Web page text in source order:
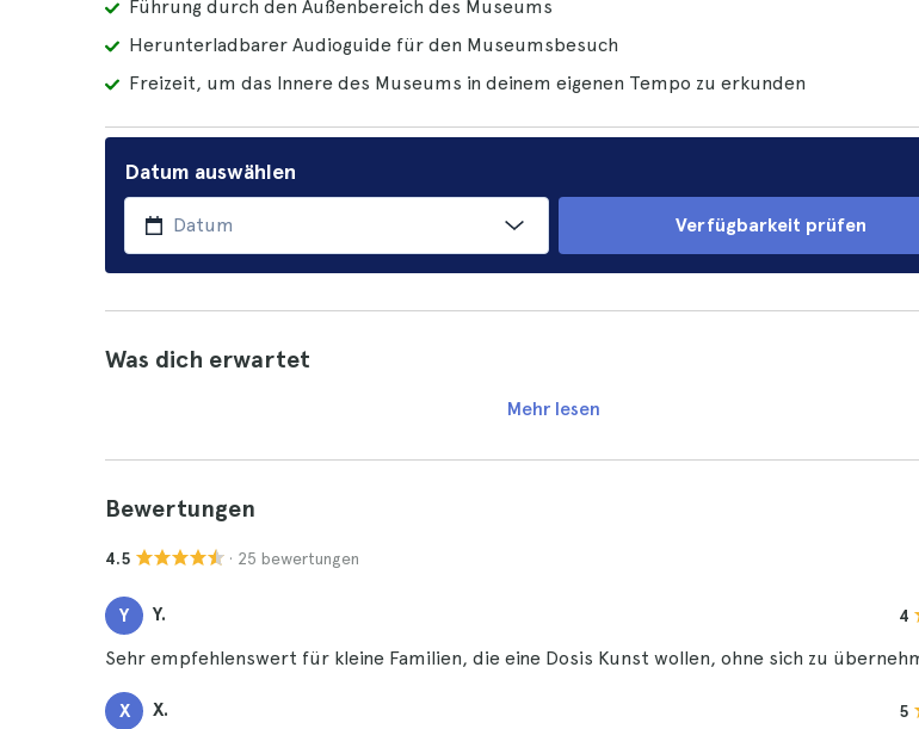
Führung durch den Außenbereich des Museums
Herunterladbarer Audioguide für den Museumsbesuch
Freizeit, um das Innere des Museums in deinem eigenen Tempo zu erkunden
Datum auswählen
Verfügbarkeit prüfen
Was dich erwartet
Mehr lesen
Bewertungen
4.5 · 25 bewertungen
Y Y. 4
Sehr empfehlenswert für kleine Familien, die eine Dosis Kunst wollen, ohne sich zu
X X. 5